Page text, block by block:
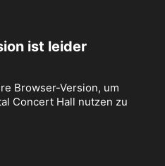
ist leider
Browser-Version, um
Concert Hall nutzen zu